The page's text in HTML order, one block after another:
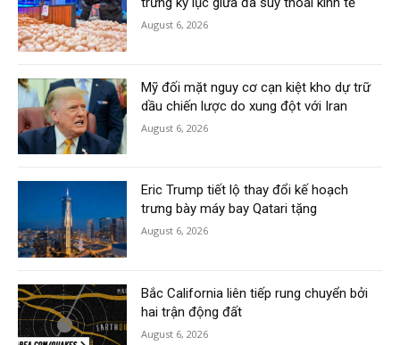
August 6, 2026
Mỹ đối mặt nguy cơ cạn kiệt kho dự trữ
dầu chiến lược do xung đột với Iran
August 6, 2026
Eric Trump tiết lộ thay đổi kế hoạch
trưng bày máy bay Qatari tặng
August 6, 2026
Bắc California liên tiếp rung chuyển bởi
hai trận động đất
August 6, 2026